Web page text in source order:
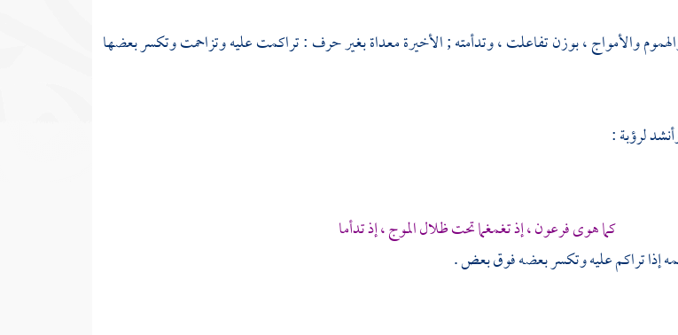
والأمواج ، بوزن تفاعلت ، وتدأمته ; الأخيرة معداة بغير حرف : تراكمت عليه وتزاحمت وتكسر بعضها
لرؤبة:
كما هوىفرعون، إذ تغمغما تحت ظلال الموج ، إذ تدأما
إذا تراكم عليه وتكسر بعضه فوق بعض .